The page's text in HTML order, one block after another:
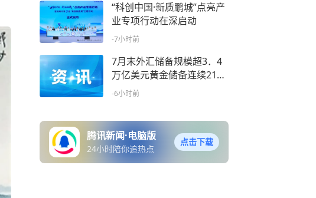
“科创中国·新质鹏城”点亮产
业专项行动在深启动
-7小时前
7月末外汇储备规模超3．4
万亿美元黄金储备连续21个
月增加
-6小时前
腾讯新闻·电脑版
24小时陪你追热点
点击下载